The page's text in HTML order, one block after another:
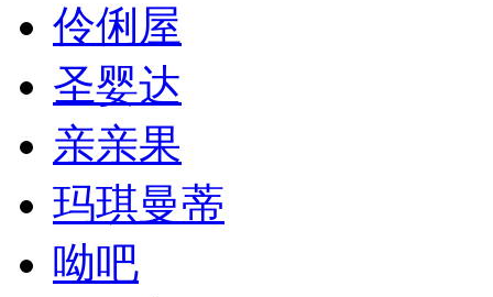
伶俐屋
圣婴达
亲亲果
玛琪曼蒂
呦吧